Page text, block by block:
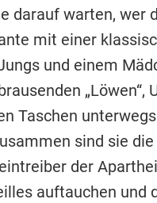
darauf warten,
mit einer
und einem
Taschen
sind sie
der
auftauchen und